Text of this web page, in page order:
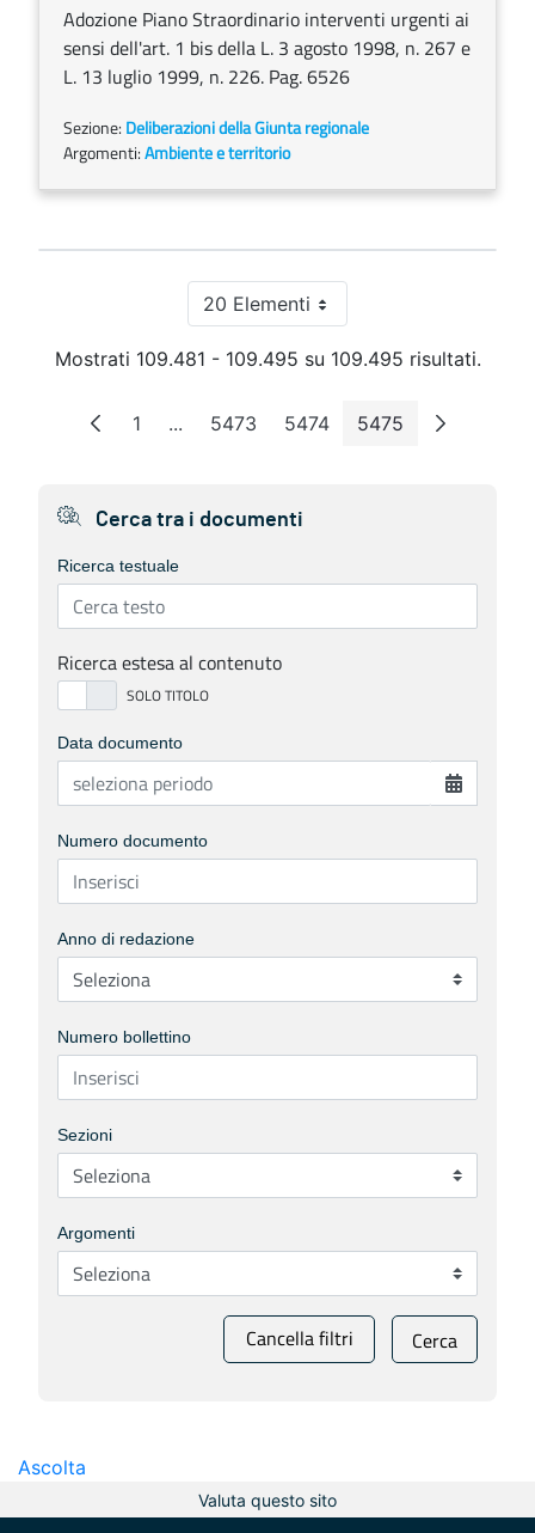
Adozione Piano Straordinario interventi urgenti ai
sensi dell'art. 1 bis della L. 3 agosto 1998, n. 267 e
L. 13 luglio 1999, n. 226. Pag. 6526
Sezione: Deliberazioni della Giunta regionale
Argomenti:Ambiente e territorio
20 ElementiPer pagina
Mostrati 109.481 - 109.495 su 109.495 risultati.
Pagina
1 ...Pagine intermedie
Pagina
5473 Pagina
5474 Pagina
5475
Cerca tra i documenti
Ricerca testuale
Ricerca estesa al contenuto
Data documento
Numero documento
Anno di redazione
Numero bollettino
Sezioni
Argomenti
Cancella filtri Cerca
Ascolta
Valuta questo sito